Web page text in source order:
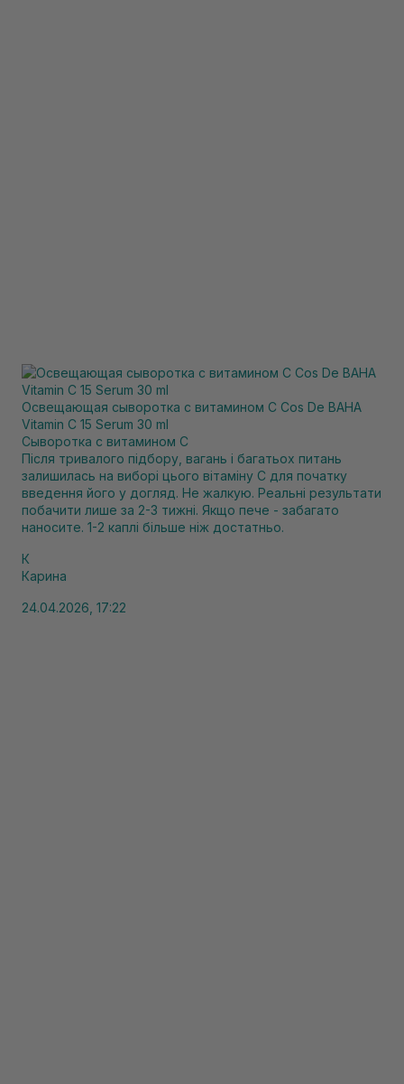
Освещающая сыворотка с витамином С Cos De BAHA
Vitamin C 15 Serum 30 ml
Сыворотка с витамином С
Після тривалого підбору, вагань і багатьох питань
залишилась на виборі цього вітаміну С для початку
введення його у догляд. Не жалкую. Реальні результати
побачити лише за 2-3 тижні. Якщо пече - забагато
наносите. 1-2 каплі більше ніж достатньо.
К
Карина
24.04.2026, 17:22